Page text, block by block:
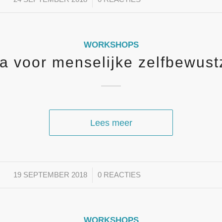
WORKSHOPS
voor menselijke
Lees meer
19 SEPTEMBER 2018
/ 0 REACTIES